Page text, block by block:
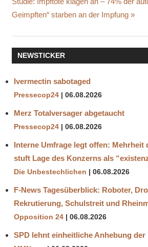
Beitrag:
Geimpften“ starben an der Impfung
NEWSTICKER
Ivermectin sabotaged
Pressecop24 06.08.2026
Merz Totalversager abgetaucht
Pressecop24 06.08.2026
Interne Umfrage legt offen: Mehrheit
stuft Lage des Konzerns als
Die Unbestechlichen 06.08.2026
F-News Tagesüberblick: Roboter,
Rekrutierung, Schulstreit und
Opposition 24 06.08.2026
SPD lehnt einheitliche Anhebung